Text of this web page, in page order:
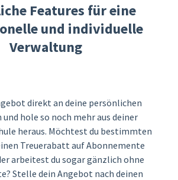
Features für eine
und individuelle
Verwaltung
direkt an deine persönlichen
und hole so noch mehr aus deiner
heraus. Möchtest du bestimmten
Treuerabatt auf Abonnemente
arbeitest du sogar gänzlich ohne
Stelle dein Angebot nach deinen